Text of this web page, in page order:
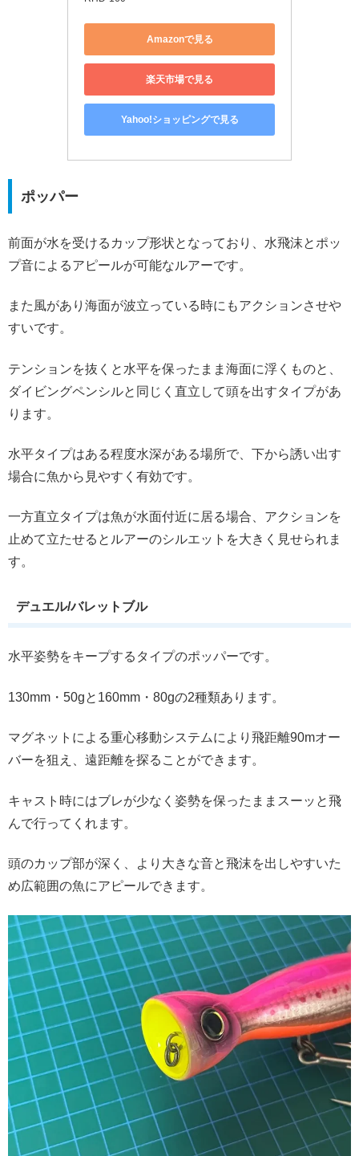
Amazonで見る
楽天市場で見る
Yahoo!ショッピングで見る
ポッパー
前面が水を受けるカップ形状となっており、水飛沫とポッ
プ音によるアピールが可能なルアーです。
また風があり海面が波立っている時にもアクションさせや
すいです。
テンションを抜くと水平を保ったまま海面に浮くものと、
ダイビングペンシルと同じく直立して頭を出すタイプがあ
ります。
水平タイプはある程度水深がある場所で、下から誘い出す
場合に魚から見やすく有効です。
一方直立タイプは魚が水面付近に居る場合、アクションを
止めて立たせるとルアーのシルエットを大きく見せられま
す。
デュエル/バレットブル
水平姿勢をキープするタイプのポッパーです。
130mm・50gと160mm・80gの2種類あります。
マグネットによる重心移動システムにより飛距離90mオー
バーを狙え、遠距離を探ることができます。
キャスト時にはブレが少なく姿勢を保ったままスーッと飛
んで行ってくれます。
頭のカップ部が深く、より大きな音と飛沫を出しやすいた
め広範囲の魚にアピールできます。